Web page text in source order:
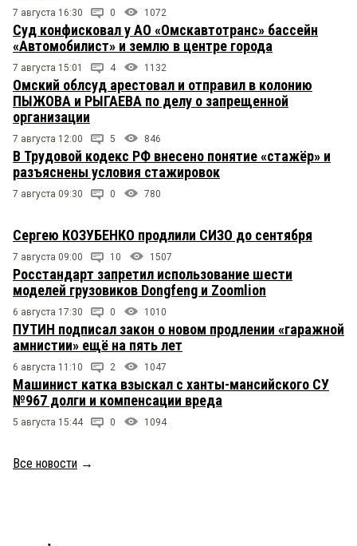
7 августа 16:30 0 1072
Суд конфисковал у АО «Омскавтотранс» бассейн
«Автомобилист» и землю в центре города
7 августа 15:01 4 1132
Омский облсуд арестовал и отправил в колонию
ПЫЖОВА и РЫГАЕВА по делу о запрещенной
организации
7 августа 12:00 5 846
В Трудовой кодекс РФ внесено понятие «стажёр» и
разъяснены условия стажировок
7 августа 09:30 0 780
Сергею КОЗУБЕНКО продлили СИЗО до сентября
7 августа 09:00 10 1507
Росстандарт запретил использование шести
моделей грузовиков Dongfeng и Zoomlion
6 августа 17:30 0 1010
ПУТИН подписал закон о новом продлении «гаражной
амнистии» ещё на пять лет
6 августа 11:10 2 1047
Машинист катка взыскал с ханты-мансийского СУ
№967 долги и компенсации вреда
5 августа 15:44 0 1094
Все новости →